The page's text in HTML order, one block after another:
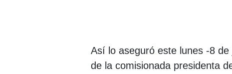
Así lo aseguró este lunes -8
de la comisionada presidenta